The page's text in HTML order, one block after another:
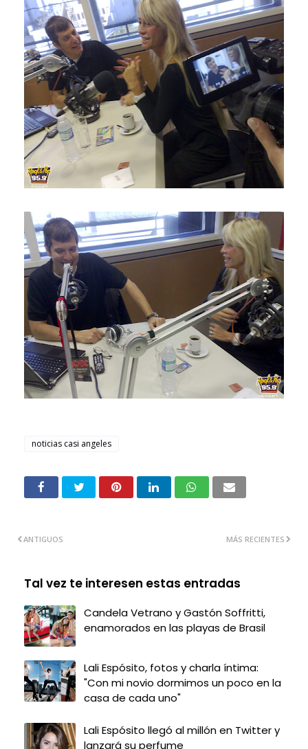
noticias casi angeles
MÁS RECIENTES
ANTIGUOS
Tal vez te interesen estas entradas
Candela Vetrano y Gastón Soffritti,
enamorados en las playas de Brasil
Lali Espósito, fotos y charla íntima:
"Con mi novio dormimos un poco en la
casa de cada uno"
Lali Espósito llegó al millón en Twitter y
lanzará su perfume